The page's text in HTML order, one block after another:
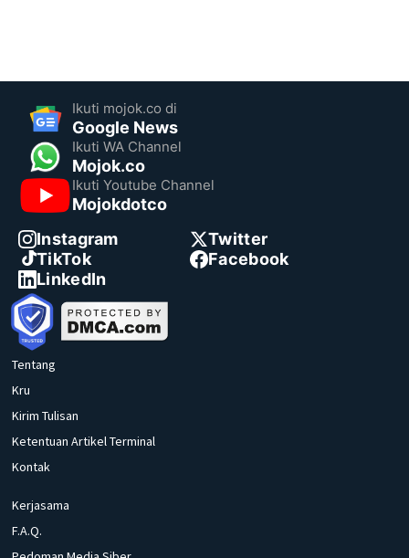
Ikuti mojok.co di
Google News
Ikuti WA Channel
Mojok.co
Ikuti Youtube Channel
Mojokdotco
Instagram
Twitter
TikTok
Facebook
LinkedIn
Tentang
Kru
Kirim Tulisan
Ketentuan Artikel Terminal
Kontak
Kerjasama
F.A.Q.